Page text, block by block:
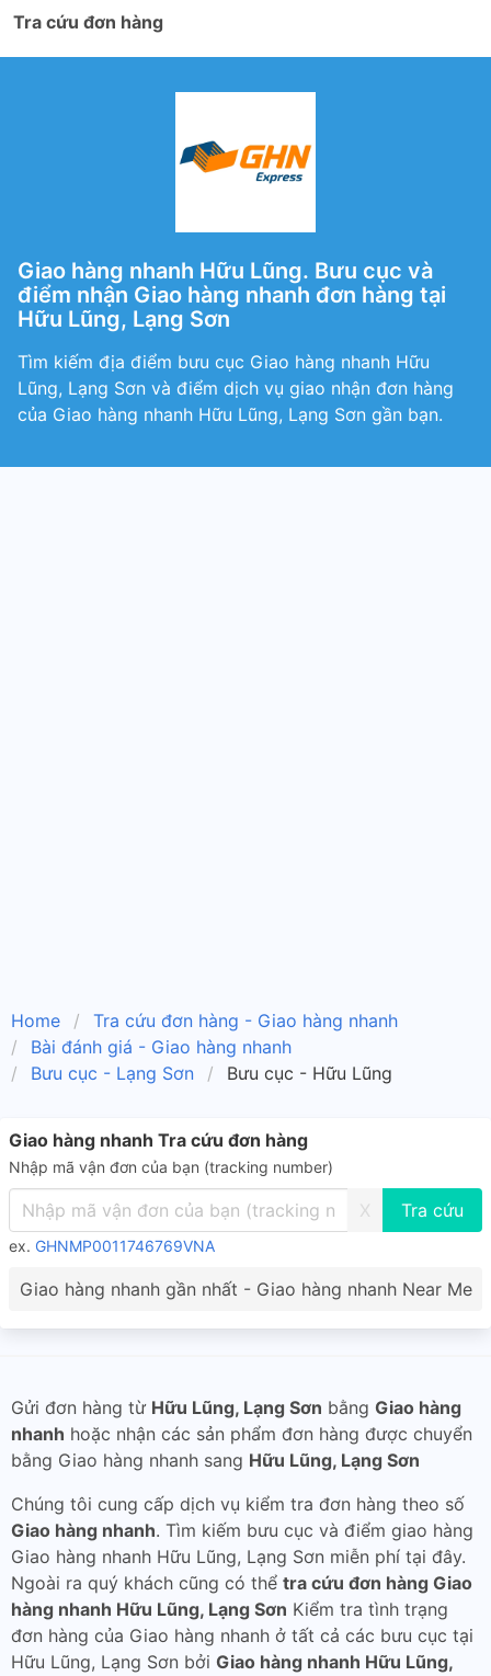
Tra cứu đơn hàng
Giao hàng nhanh Hữu Lũng. Bưu cục và
điểm nhận Giao hàng nhanh đơn hàng tại
Hữu Lũng, Lạng Sơn
Tìm kiếm địa điểm bưu cục Giao hàng nhanh Hữu
Lũng, Lạng Sơn và điểm dịch vụ giao nhận đơn hàng
của Giao hàng nhanh Hữu Lũng, Lạng Sơn gần bạn.
Home
Tra cứu đơn hàng - Giao hàng nhanh
Bài đánh giá - Giao hàng nhanh
Bưu cục - Lạng Sơn
Bưu cục - Hữu Lũng
Giao hàng nhanh Tra cứu đơn hàng
Nhập mã vận đơn của bạn (tracking number)
X
ex. GHNMP0011746769VNA
Giao hàng nhanh gần nhất - Giao hàng nhanh Near Me
Gửi đơn hàng từ Hữu Lũng, Lạng Sơn bằng Giao hàng
nhanh hoặc nhận các sản phẩm đơn hàng được chuyển
bằng Giao hàng nhanh sang Hữu Lũng, Lạng Sơn
Chúng tôi cung cấp dịch vụ kiểm tra đơn hàng theo số
Giao hàng nhanh. Tìm kiếm bưu cục và điểm giao hàng
Giao hàng nhanh Hữu Lũng, Lạng Sơn miễn phí tại đây.
Ngoài ra quý khách cũng có thể tra cứu đơn hàng Giao
hàng nhanh Hữu Lũng, Lạng Sơn Kiểm tra tình trạng
đơn hàng của Giao hàng nhanh ở tất cả các bưu cục tại
Hữu Lũng, Lạng Sơn bởi Giao hàng nhanh Hữu Lũng,